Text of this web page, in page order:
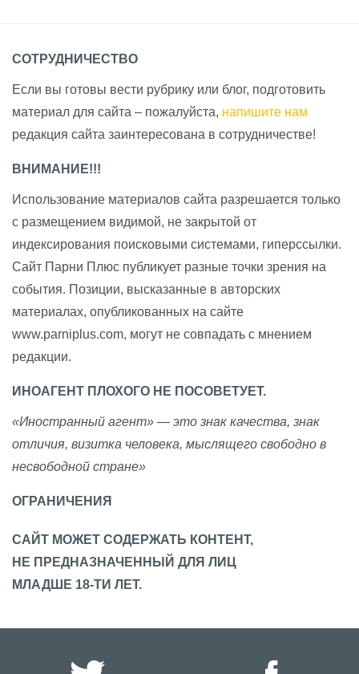
СОТРУДНИЧЕСТВО
Если вы готовы вести рубрику или блог, подготовить
материал для сайта – пожалуйста, напишите нам
редакция сайта заинтересована в сотрудничестве!
ВНИМАНИЕ!!!
Использование материалов сайта разрешается только
с размещением видимой, не закрытой от
индексирования поисковыми системами, гиперссылки.
Сайт Парни Плюс публикует разные точки зрения на
события. Позиции, высказанные в авторских
материалах, опубликованных на сайте
www.parniplus.com, могут не совпадать с мнением
редакции.
ИНОАГЕНТ ПЛОХОГО НЕ ПОСОВЕТУЕТ.
«Иностранный агент» — это знак качества, знак
отличия, визитка человека, мыслящего свободно в
несвободной стране»
ОГРАНИЧЕНИЯ
САЙТ МОЖЕТ СОДЕРЖАТЬ КОНТЕНТ,
НЕ ПРЕДНАЗНАЧЕННЫЙ ДЛЯ ЛИЦ
МЛАДШЕ 18-ТИ ЛЕТ.